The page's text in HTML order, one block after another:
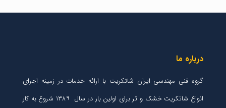
درباره ما
گروه فنی مهندسی ایران شاتکریت با ارائه خدمات در زمینه اجرای
انواع شاتکریت خشک و تر برای اولین بار در سال ۱۳۸۹ شروع به کار